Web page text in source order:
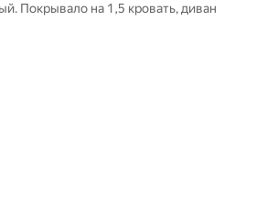
Покрывало на 1,5 кровать, диван